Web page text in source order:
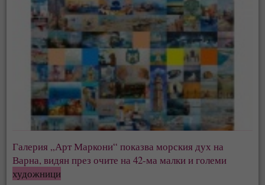
Галерия „Арт Маркони“ показва морския дух на
Варна, видян през очите на 42-ма малки и големи
художници